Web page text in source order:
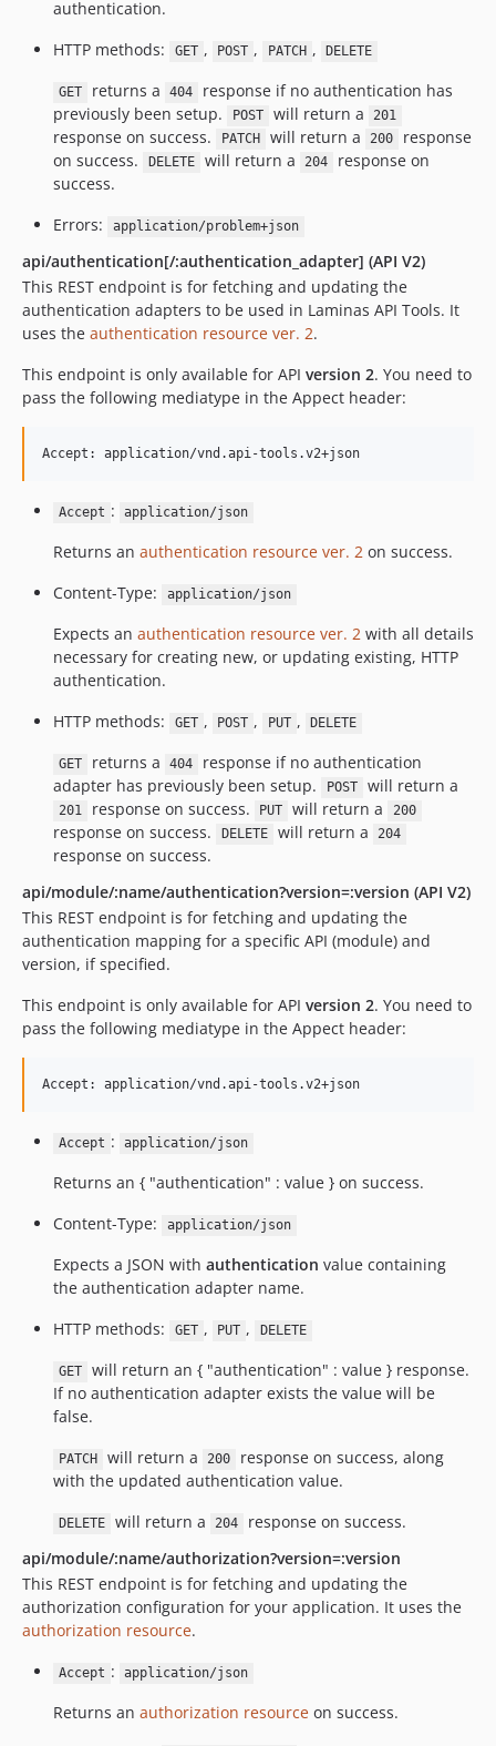
authentication.
HTTP methods:
GET , POST , PATCH , DELETE
GET returns a 404
response if no authentication has
previously been setup.
POST will return a 201
response on success. PATCH will return a 200
response
on success.
DELETE will return a 204
response on
success.
Errors:
application/problem+json
api/authentication[/:authentication_adapter] (API V2)
This REST endpoint is for fetching and updating the
authentication adapters to be used in Laminas API Tools. It
uses the authentication resource ver. 2.
This endpoint is only available for API version 2. You need to
pass the following mediatype in the Appect header:
Accept : application/json
Returns an authentication resource ver. 2 on success.
Content-Type:
application/json
Expects an authentication resource ver. 2 with all details
necessary for creating new, or updating existing, HTTP
authentication.
HTTP methods:
GET , POST , PUT , DELETE
GET returns a 404
response if no authentication
adapter has previously been setup.
POST will return a
201 response on success. PUT will return a 200
response on success. DELETE will return a 204
response on success.
api/module/:name/authentication?version=:version (API V2)
This REST endpoint is for fetching and updating the
authentication mapping for a specific API (module) and
version, if specified.
This endpoint is only available for API version 2. You need to
pass the following mediatype in the Appect header:
Accept : application/json
Returns an { "authentication" : value } on success.
Content-Type:
application/json
Expects a JSON with authentication value containing
the authentication adapter name.
HTTP methods:
GET , PUT , DELETE
GET
will return an { "authentication" : value } response.
If no authentication adapter exists the value will be
false.
PATCH will return a 200
response on success, along
with the updated authentication value.
DELETE will return a 204
response on success.
api/module/:name/authorization?version=:version
This REST endpoint is for fetching and updating the
authorization configuration for your application. It uses the
authorization resource.
Accept : application/json
Returns an authorization resource on success.